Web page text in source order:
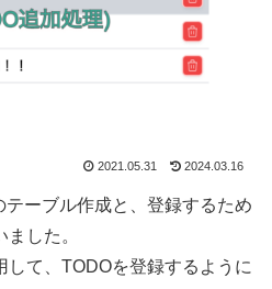
2021.05.31 2024.03.16
ーブル作成と、登録するため
した。
て、TODOを登録するように